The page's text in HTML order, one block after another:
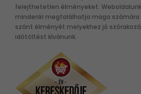
felejthetetlen élményeket.
mindenki megtalálhatja maga számára
szánt élményét melyekhez jó
időtöltést kívánunk.